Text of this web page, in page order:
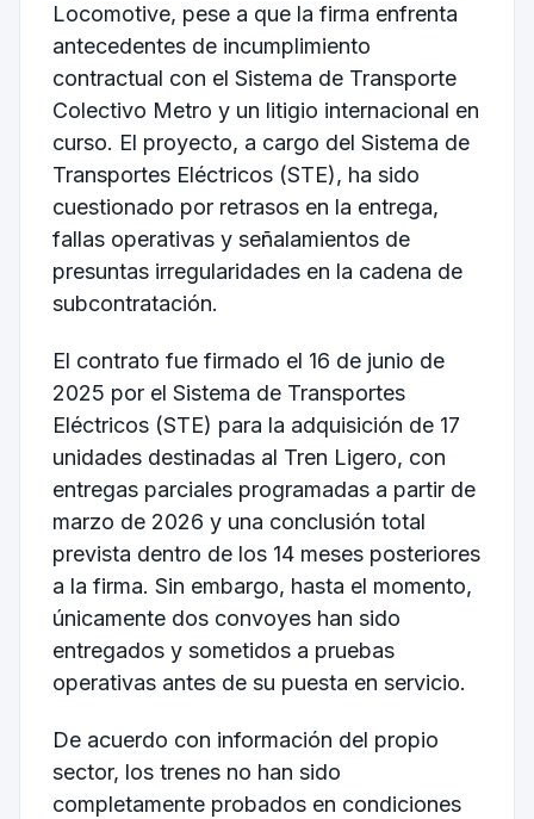
Locomotive, pese a que la firma enfrenta
antecedentes de incumplimiento
contractual con el Sistema de Transporte
Colectivo Metro y un litigio internacional en
curso. El proyecto, a cargo del Sistema de
Transportes Eléctricos (STE), ha sido
cuestionado por retrasos en la entrega,
fallas operativas y señalamientos de
presuntas irregularidades en la cadena de
subcontratación.
El contrato fue firmado el 16 de junio de
2025 por el Sistema de Transportes
Eléctricos (STE) para la adquisición de 17
unidades destinadas al Tren Ligero, con
entregas parciales programadas a partir de
marzo de 2026 y una conclusión total
prevista dentro de los 14 meses posteriores
a la firma. Sin embargo, hasta el momento,
únicamente dos convoyes han sido
entregados y sometidos a pruebas
operativas antes de su puesta en servicio.
De acuerdo con información del propio
sector, los trenes no han sido
completamente probados en condiciones